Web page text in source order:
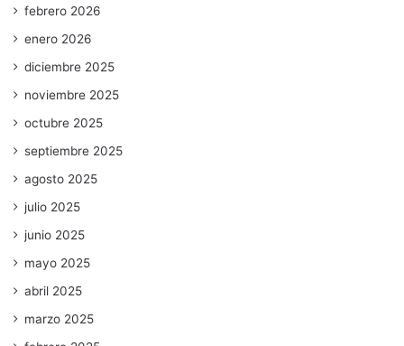
febrero 2026
enero 2026
diciembre 2025
noviembre 2025
octubre 2025
septiembre 2025
agosto 2025
julio 2025
junio 2025
mayo 2025
abril 2025
marzo 2025